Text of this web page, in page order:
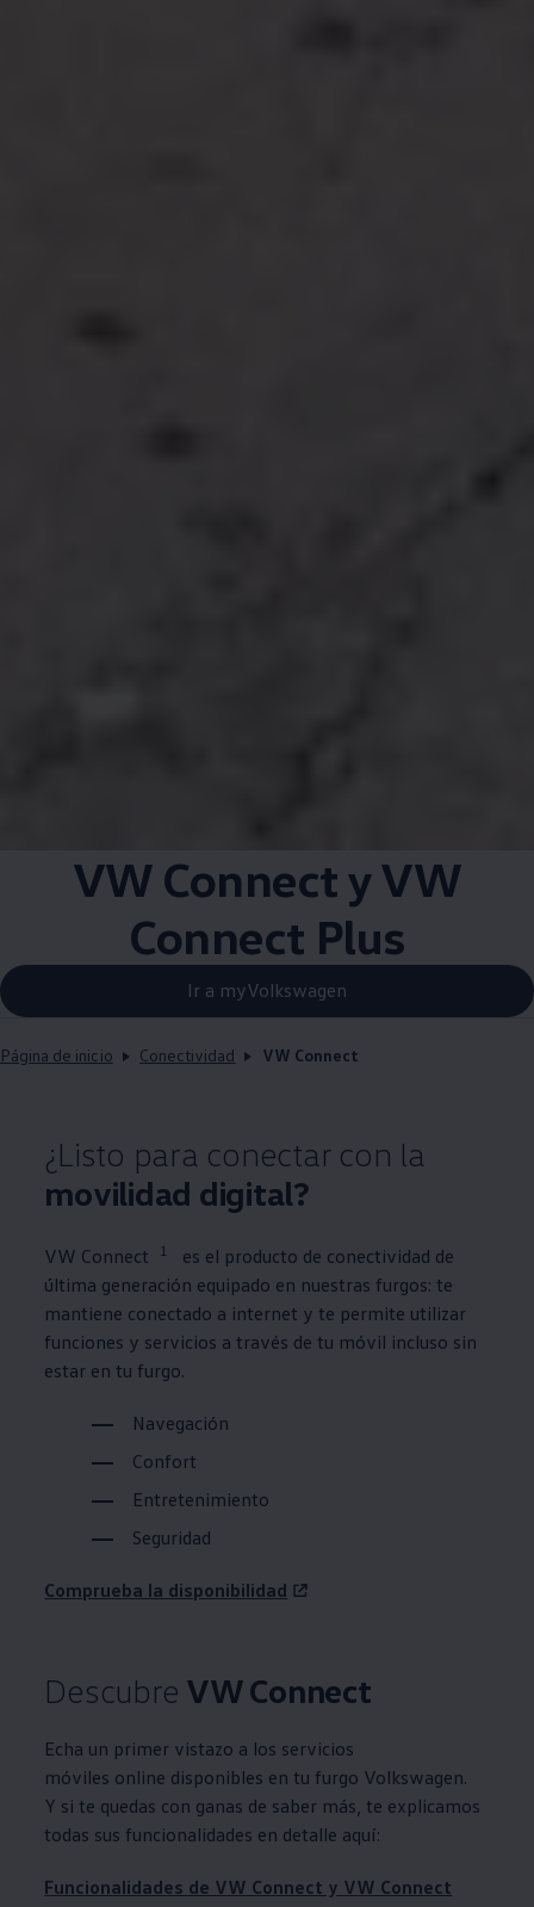
VW Connect y VW
Connect Plus
Ir a myVolkswagen
Página de inicio Conectividad VW Connect
¿Listo para conectar con la
movilidad digital?
VW Connect 1
es el producto de conectividad de
última generación equipado en nuestras furgos: te
mantiene conectado a internet y te permite utilizar
funciones y servicios a través de tu móvil incluso sin
estar en tu furgo.
Navegación
Confort
Entretenimiento
Seguridad
Comprueba la disponibilidad
Descubre VW Connect
Echa un primer vistazo a los servicios
móviles online disponibles en tu furgo Volkswagen.
Y si te quedas con ganas de saber más, te explicamos
todas sus funcionalidades en detalle aquí:
Funcionalidades de VW Connect y VW Connect